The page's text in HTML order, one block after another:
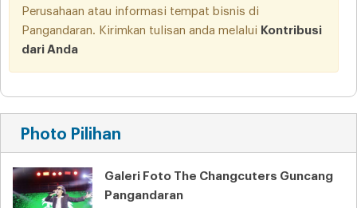
Perusahaan atau informasi tempat bisnis di
Pangandaran. Kirimkan tulisan anda melalui Kontribusi
dari Anda
Photo Pilihan
Galeri Foto The Changcuters Guncang
Pangandaran